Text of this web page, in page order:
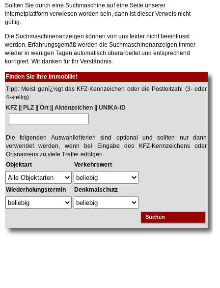
Sollten Sie durch eine Suchmaschine auf eine Seite unserer
Internetplattform verwiesen worden sein, dann ist dieser Verweis nicht
gültig.
Die Suchmaschinenanzeigen können von uns leider nicht beeinflusst
werden. Erfahrungsgemäß werden die Suchmaschinenanzeigen immer
wieder in wenigen Tagen automatisch überarbeitet und entsprechend
korrigiert. Wir danken für Ihr Verständnis.
Finden Sie Ihre Immobilie!
Tipp: Meist genï¿½gt das KFZ-Kennzeichen oder die Postleitzahl (3- oder
4-stellig).
KFZ || PLZ || Ort || Aktenzeichen || UNIKA-ID
Die folgenden Auswahlkriterien sind optional und sollten nur dann
verwendet werden, wenn bei Eingabe des KFZ-Kennzeichens oder
Ortsnamens zu viele Treffer erfolgen.
Objektart
Verkehrswert
Wiederholungstermin Denkmalschutz
Suchen